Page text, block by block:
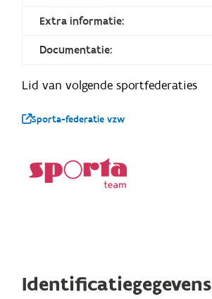
Extra informatie:
Documentatie:
Lid van volgende sportfederaties
Sporta-federatie vzw
Identificatiegegevens